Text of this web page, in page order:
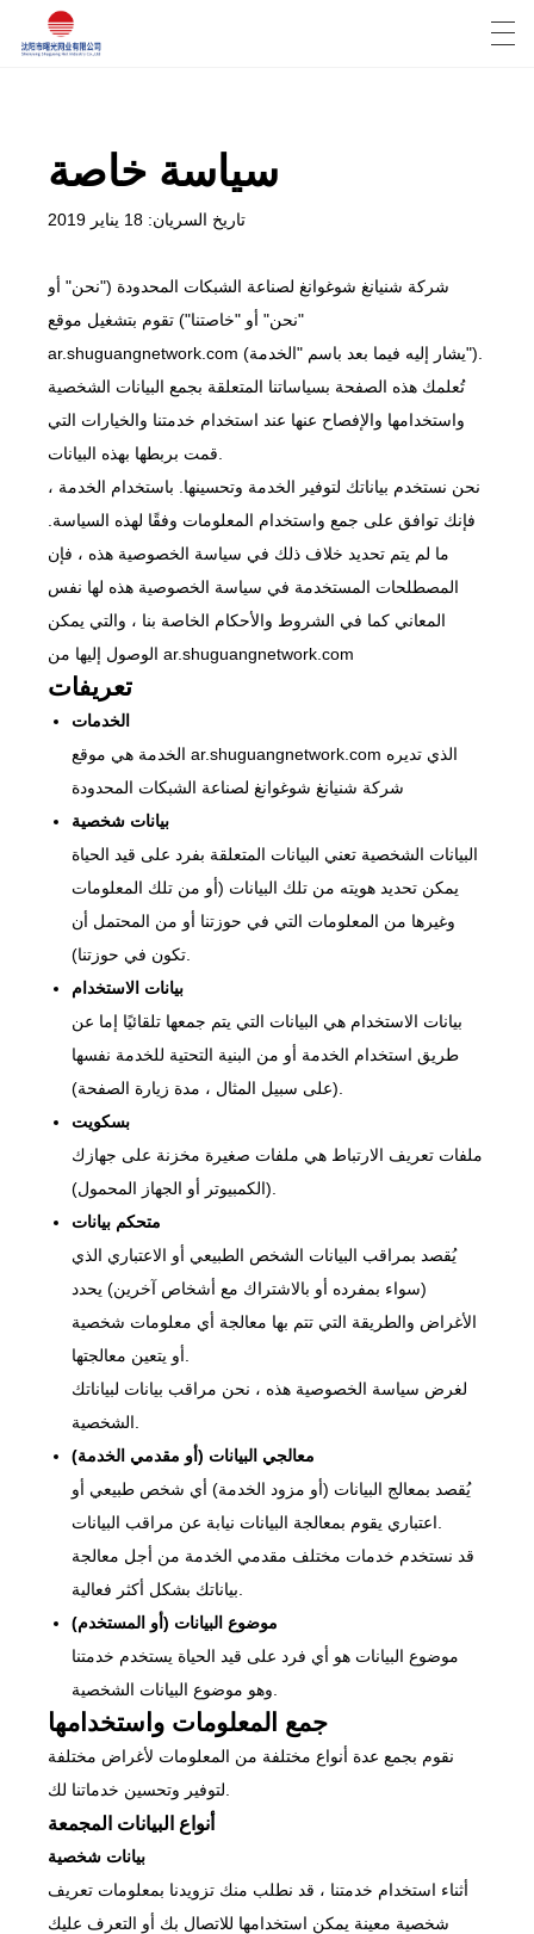
منزل
المنتجات
أخبار
مصنع العرض
الاتصال بنا
معلومات عنا
سياسة خاصة
تاريخ السريان: 18 يناير 2019
شركة شنيانغ شوغوانغ لصناعة الشبكات المحدودة ("نحن" أو
"نحن" أو "خاصتنا") تقوم بتشغيل موقع
ar.shuguangnetwork.com (يشار إليه فيما بعد باسم "الخدمة").
تُعلمك هذه الصفحة بسياساتنا المتعلقة بجمع البيانات الشخصية
واستخدامها والإفصاح عنها عند استخدام خدمتنا والخيارات التي
نحن نستخدم بياناتك لتوفير الخدمة وتحسينها. باستخدام الخدمة ،
فإنك توافق على جمع واستخدام المعلومات وفقًا لهذه السياسة.
ما لم يتم تحديد خلاف ذلك في سياسة الخصوصية هذه ، فإن
المصطلحات المستخدمة في سياسة الخصوصية هذه لها نفس
المعاني كما في الشروط والأحكام الخاصة بنا ، والتي يمكن
الوصول إليها من ar.shuguangnetwork.com
تعريفات
الخدمات
الخدمة هي موقع ar.shuguangnetwork.com الذي تديره
شركة شنيانغ شوغوانغ لصناعة الشبكات المحدودة
بيانات شخصية
البيانات الشخصية تعني البيانات المتعلقة بفرد على قيد الحياة
يمكن تحديد هويته من تلك البيانات (أو من تلك المعلومات
وغيرها من المعلومات التي في حوزتنا أو من المحتمل أن
بيانات الاستخدام
بيانات الاستخدام هي البيانات التي يتم جمعها تلقائيًا إما عن
طريق استخدام الخدمة أو من البنية التحتية للخدمة نفسها
بسكويت
ملفات تعريف الارتباط هي ملفات صغيرة مخزنة على جهازك
متحكم بيانات
يُقصد بمراقب البيانات الشخص الطبيعي أو الاعتباري الذي
(سواء بمفرده أو بالاشتراك مع أشخاص آخرين) يحدد
الأغراض والطريقة التي تتم بها معالجة أي معلومات شخصية
لغرض سياسة الخصوصية هذه ، نحن مراقب بيانات لبياناتك
معالجي البيانات (أو مقدمي الخدمة)
يُقصد بمعالج البيانات (أو مزود الخدمة) أي شخص طبيعي أو
قد نستخدم خدمات مختلف مقدمي الخدمة من أجل معالجة
موضوع البيانات (أو المستخدم)
موضوع البيانات هو أي فرد على قيد الحياة يستخدم خدمتنا
جمع المعلومات واستخدامها
نقوم بجمع عدة أنواع مختلفة من المعلومات لأغراض مختلفة
أنواع البيانات المجمعة
بيانات شخصية
أثناء استخدام خدمتنا ، قد نطلب منك تزويدنا بمعلومات تعريف
شخصية معينة يمكن استخدامها للاتصال بك أو التعرف عليك